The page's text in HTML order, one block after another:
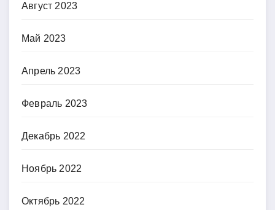
Август 2023
Май 2023
Апрель 2023
Февраль 2023
Декабрь 2022
Ноябрь 2022
Октябрь 2022